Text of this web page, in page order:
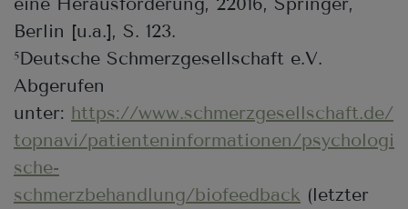
Berlin [u.a.], S. 123.
5Deutsche Schmerzgesellschaft e.V.
Abgerufen
unter: https://www.schmerzgesellschaft.de/
topnavi/patienteninformationen/psychologi
sche-
schmerzbehandlung/biofeedback (letzter